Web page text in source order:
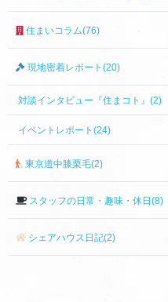
住まいコラム(76)
現地密着レポート(20)
対談インタビュー『住まコト』(2)
イベントレポート(24)
東京道中膝栗毛(2)
スタッフの日常・趣味・休日(8)
シェアハウス日記(2)